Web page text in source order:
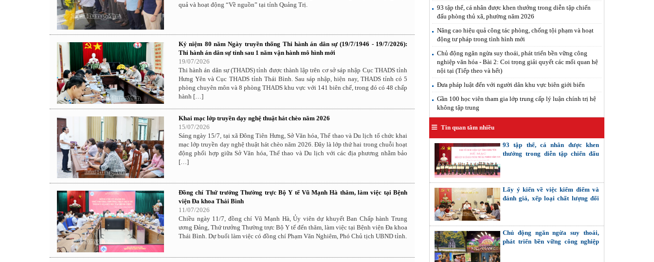
quả và hoạt động “Về nguồn” tại tỉnh Quảng Trị.
Kỷ niệm 80 năm Ngày truyền thống Thi hành án dân sự (19/7/1946 - 19/7/2026):
Thi hành án dân sự tỉnh sau 1 năm vận hành mô hình mới
19/07/2026
Thi hành án dân sự (THADS) tỉnh được thành lập trên cơ sở sáp nhập Cục THADS tỉnh
Hưng Yên và Cục THADS tỉnh Thái Bình. Sau sáp nhập, hiện nay, THADS tỉnh có 5
phòng chuyên môn và 8 phòng THADS khu vực với 141 biên chế, trong đó có 48 chấp
hành […]
Khai mạc lớp truyền dạy nghệ thuật hát chèo năm 2026
15/07/2026
Sáng ngày 15/7, tại xã Đông Tiên Hưng, Sở Văn hóa, Thể thao và Du lịch tổ chức khai
mạc lớp truyền dạy nghệ thuật hát chèo năm 2026. Đây là lớp thứ hai trong chuỗi hoạt
động phối hợp giữa Sở Văn hóa, Thể thao và Du lịch với các địa phương nhằm bảo
[…]
Đồng chí Thứ trưởng Thường trực Bộ Y tế Vũ Mạnh Hà thăm, làm việc tại Bệnh
viện Đa khoa Thái Bình
11/07/2026
Chiều ngày 11/7, đồng chí Vũ Mạnh Hà, Ủy viên dự khuyết Ban Chấp hành Trung
ương Đảng, Thứ trưởng Thường trực Bộ Y tế đến thăm, làm việc tại Bệnh viện Đa khoa
Thái Bình. Dự buổi làm việc có đồng chí Phạm Văn Nghiêm, Phó Chủ tịch UBND tỉnh.
93 tập thể, cá nhân được khen thưởng trong diễn tập chiến
đấu phòng thủ xã, phường năm 2026
Nâng cao hiệu quả công tác phòng, chống tội phạm và hoạt
động tư pháp trong tình hình mới
Chủ động ngăn ngừa suy thoái, phát triển bền vững công
nghiệp văn hóa - Bài 2: Coi trọng giải quyết các mối quan hệ
nội tại (Tiếp theo và hết)
Đưa pháp luật đến với người dân khu vực biên giới biển
Gần 100 học viên tham gia lớp trung cấp lý luận chính trị hệ
không tập trung
Tin quan tâm nhiều
93 tập thể, cá nhân được khen
thưởng trong diễn tập chiến đấu
Lấy ý kiến về việc kiểm điểm và
đánh giá, xếp loại chất lượng đối
Chủ động ngăn ngừa suy thoái,
phát triển bền vững công nghiệp